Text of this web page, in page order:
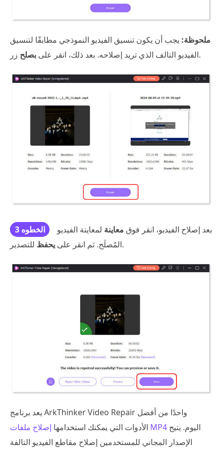
ملحوظة: يجب أن يكون تنسيق الفيديو النموذجي مطابقًا لتنسيق
الفيديو التالف الذي تريد إصلاحه. بعد ذلك، انقر على بصلح زر.
الخطوه 3 بعد إصلاح الفيديو، انقر فوق معاينة لمعاينة الفيديو
المُصلَح. ثم انقر على يحفظ للتصدير.
يعد برنامج ArkThinker Video Repair واحدًا من أفضل
الأدوات التي يمكنك استخدامها إصلاح ملفات MP4
الإصدار المجاني للمستخدمين إصلاح مقاطع الفيديو التالفة